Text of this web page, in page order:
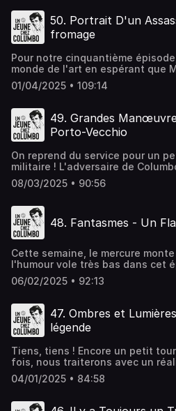
weebs, de l'actualité du "frère",
métaux, de Diggerland, des
sujet !Hébergé par Ausha.
50. Portrait D'un
fromage
Pour notre cinquantième
monde de l'art en espérant que
peu plus que lors de la saison 1.
dynamique particulière de la vie
des rêves, des maths, du
visières, du sauna, et de tout
passionnants !Hébergé par
d'informations.
01/04/2025 • 109:14
49. Grandes
Porto-Vecchio
On reprend du service pour un
militaire ! L'adversaire de
un colonel coquin et un peu en
plan farfelu, et au passage, on
capitaux, les stages commando,
au trésor, les gongs, les
!Hébergé par Ausha. Visitez
08/03/2025 • 90:56
48. Fantasmes - Un
Cette semaine, le mercure
l'humour vole très bas dans cet
de Brigitte Lahaie, de politique,
d'info, de blondes et de brunes,
même thème. C'est parti
ausha.co/politique-de-
d'informations.
06/02/2025 • 92:13
47. Ombres et
légende
Tiens, tiens ! Encore un petit
fois, nous traiterons avec un
des acteurs ! Ensemble, nous
tours guidés, des ceintures, des
sitcoms français, de Twitter, des
04/01/2025 • 84:58